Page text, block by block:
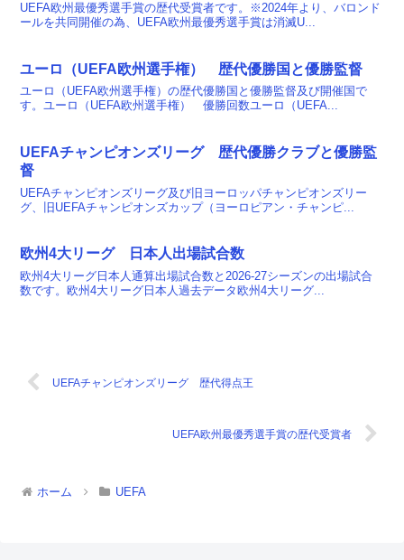
UEFA欧州最優秀選手賞の歴代受賞者です。※2024年より、バロンド
ールを共同開催の為、UEFA欧州最優秀選手賞は消滅U...
ユーロ（UEFA欧州選手権） 歴代優勝国と優勝監督
ユーロ（UEFA欧州選手権）の歴代優勝国と優勝監督及び開催国で
す。ユーロ（UEFA欧州選手権） 優勝回数ユーロ（UEFA...
UEFAチャンピオンズリーグ 歴代優勝クラブと優勝監
督
UEFAチャンピオンズリーグ及び旧ヨーロッパチャンピオンズリー
グ、旧UEFAチャンピオンズカップ（ヨーロピアン・チャンピ...
欧州4大リーグ 日本人出場試合数
欧州4大リーグ日本人通算出場試合数と2026-27シーズンの出場試合
数です。欧州4大リーグ日本人過去データ欧州4大リーグ...
UEFAチャンピオンズリーグ 歴代得点王
UEFA欧州最優秀選手賞の歴代受賞者
ホーム UEFA